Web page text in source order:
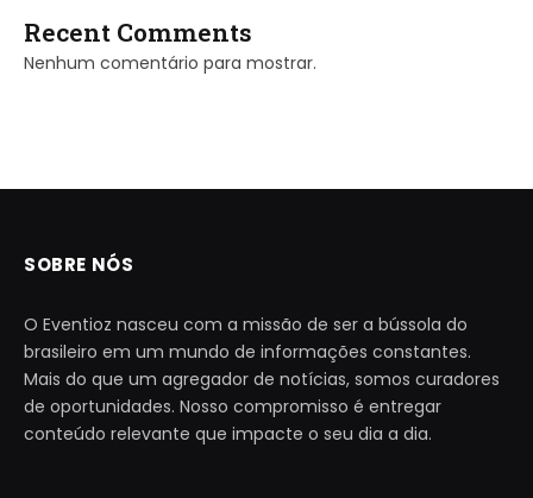
Recent Comments
Nenhum comentário para mostrar.
SOBRE NÓS
O Eventioz nasceu com a missão de ser a bússola do
brasileiro em um mundo de informações constantes.
Mais do que um agregador de notícias, somos curadores
de oportunidades. Nosso compromisso é entregar
conteúdo relevante que impacte o seu dia a dia.